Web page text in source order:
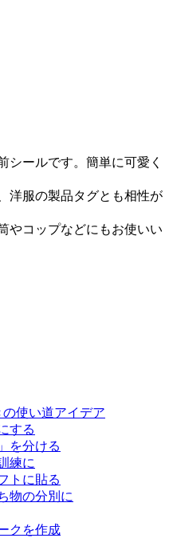
シールです。簡単に可愛く
洋服の製品タグとも相性が
やコップなどにもお使いい
使い道アイデア
する
を分ける
練に
トに貼る
物の分別に
クを作成